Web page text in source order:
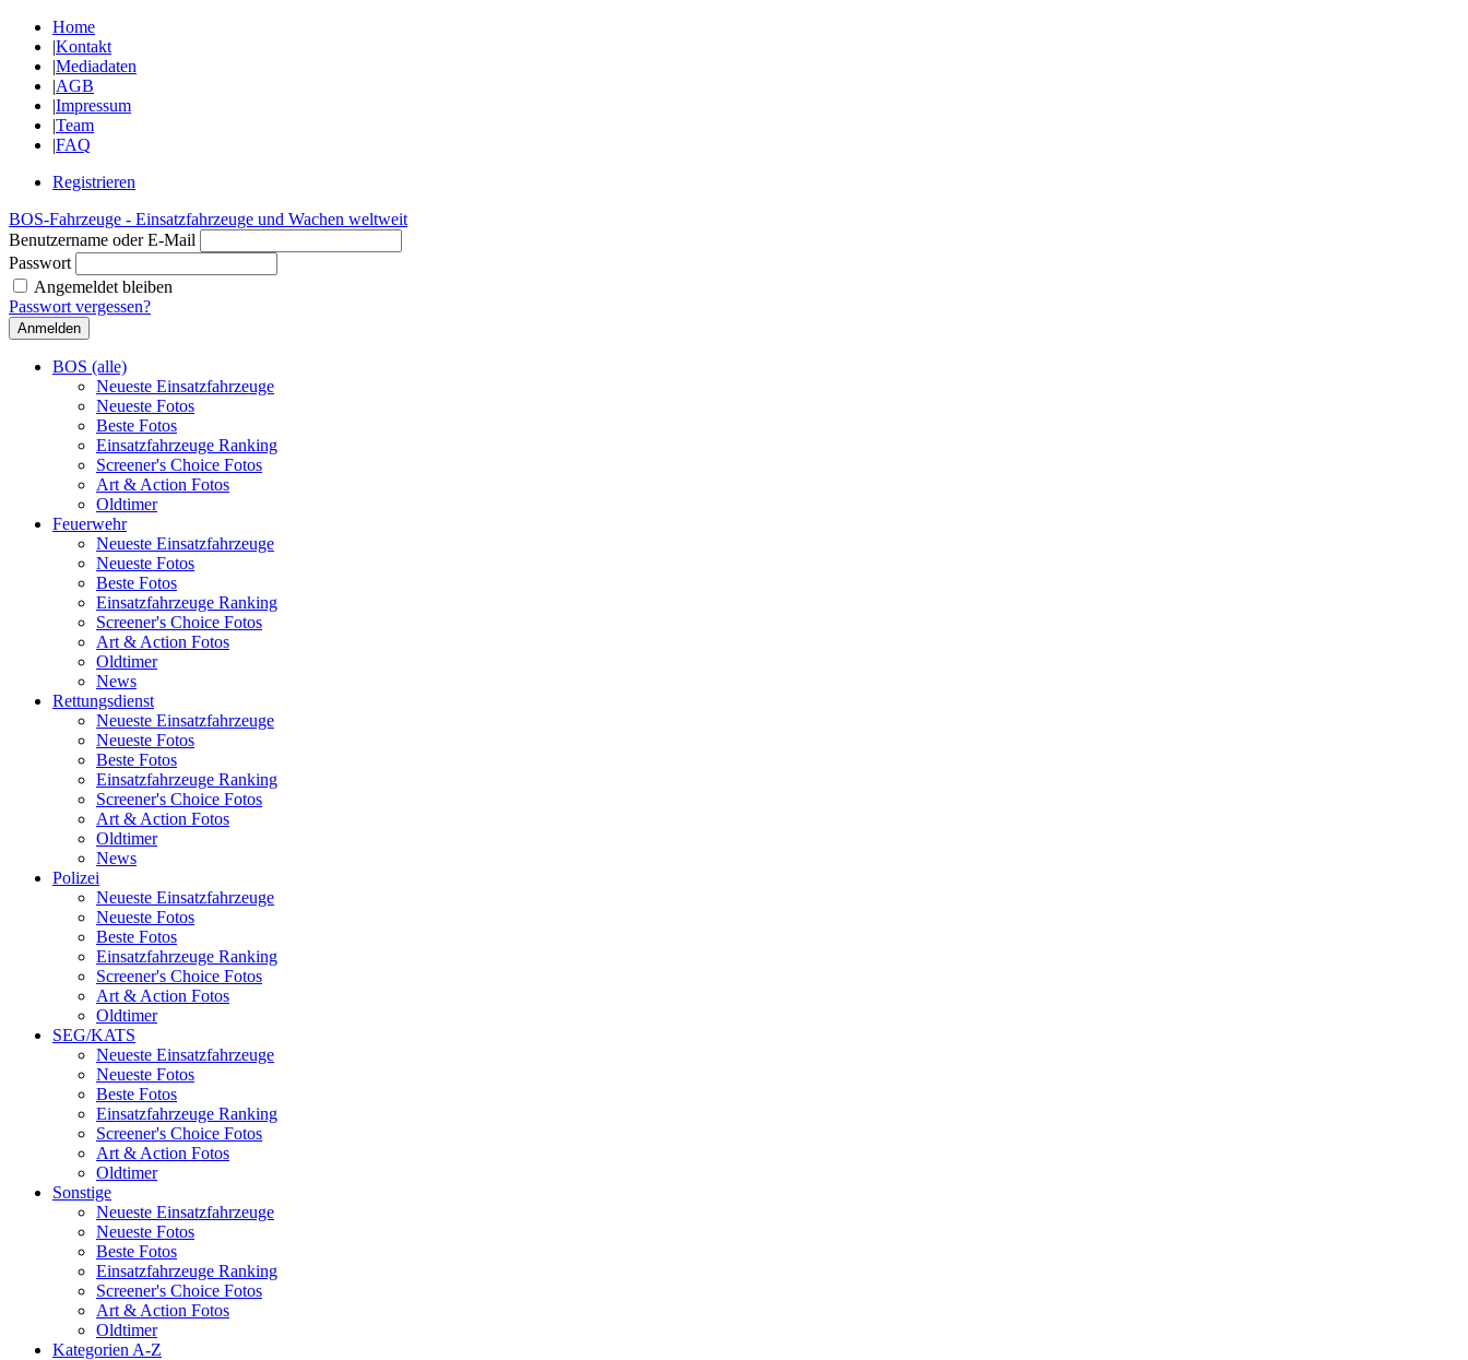
Home
|Kontakt
|Mediadaten
|AGB
|Impressum
|Team
|FAQ
Registrieren
BOS-Fahrzeuge - Einsatzfahrzeuge und Wachen weltweit
Benutzername oder E-Mail
Passwort
Angemeldet bleiben
Passwort vergessen?
BOS (alle)
Neueste Einsatzfahrzeuge
Neueste Fotos
Beste Fotos
Einsatzfahrzeuge Ranking
Screener's Choice Fotos
Art & Action Fotos
Oldtimer
Feuerwehr
Neueste Einsatzfahrzeuge
Neueste Fotos
Beste Fotos
Einsatzfahrzeuge Ranking
Screener's Choice Fotos
Art & Action Fotos
Oldtimer
News
Rettungsdienst
Neueste Einsatzfahrzeuge
Neueste Fotos
Beste Fotos
Einsatzfahrzeuge Ranking
Screener's Choice Fotos
Art & Action Fotos
Oldtimer
News
Polizei
Neueste Einsatzfahrzeuge
Neueste Fotos
Beste Fotos
Einsatzfahrzeuge Ranking
Screener's Choice Fotos
Art & Action Fotos
Oldtimer
SEG/KATS
Neueste Einsatzfahrzeuge
Neueste Fotos
Beste Fotos
Einsatzfahrzeuge Ranking
Screener's Choice Fotos
Art & Action Fotos
Oldtimer
Sonstige
Neueste Einsatzfahrzeuge
Neueste Fotos
Beste Fotos
Einsatzfahrzeuge Ranking
Screener's Choice Fotos
Art & Action Fotos
Oldtimer
Kategorien A-Z